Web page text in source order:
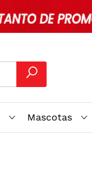
Mascotas